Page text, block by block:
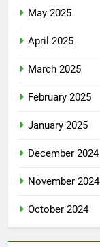
May 2025
April 2025
March 2025
February 2025
January 2025
December 2024
November 2024
October 2024